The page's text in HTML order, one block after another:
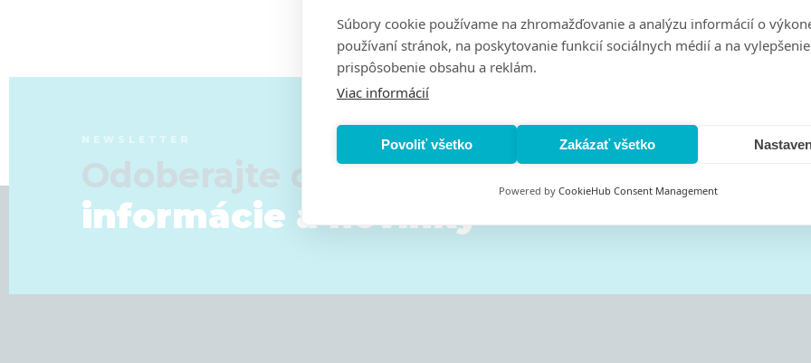
Súbory cookie používame na zhromažďovanie a analýzu informácií o
používaní stránok, na poskytovanie funkcií sociálnych médií a na
prispôsobenie obsahu a reklám.
Viac informácií
Povoliť všetko Zakázať všetko
Powered by CookieHub Consent Management
NEWSLETTER
Odoberajte od nás
informácie a novinky
E-mail
Stlačením tlačidla "odoberať" súhlasíte